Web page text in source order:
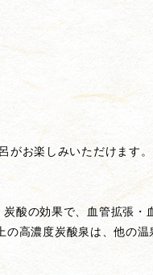
がお楽しみいただけます。
酸の効果で、血管拡張・
の高濃度炭酸泉は、他の